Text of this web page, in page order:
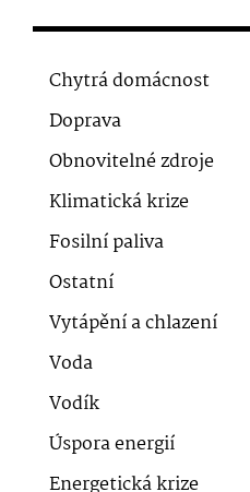
Chytrá domácnost
Doprava
Obnovitelné zdroje
Klimatická krize
Fosilní paliva
Ostatní
Vytápění a chlazení
Voda
Vodík
Úspora energií
Energetická krize